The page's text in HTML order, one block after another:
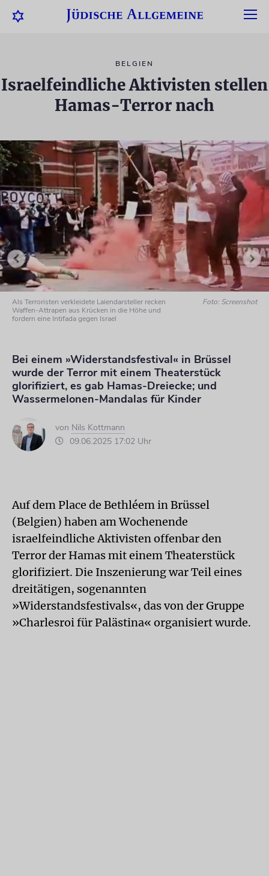
BELGIEN
Israelfeindliche Aktivisten stellen
Hamas-Terror nach
Als Terroristen verkleidete Laiendarsteller recken
Waffen-Attrapen aus Krücken in die Höhe und
fordern eine Intifada gegen Israel
Foto: Screenshot
Bei einem »Widerstandsfestival« in Brüssel
wurde der Terror mit einem Theaterstück
glorifiziert, es gab Hamas-Dreiecke; und
Wassermelonen-Mandalas für Kinder
von Nils Kottmann
09.06.2025 17:02 Uhr
Auf dem Place de Bethléem in Brüssel
(Belgien) haben am Wochenende
israelfeindliche Aktivisten offenbar den
Terror der Hamas mit einem Theaterstück
glorifiziert. Die Inszenierung war Teil eines
dreitätigen, sogenannten
»Widerstandsfestivals«, das von der Gruppe
»Charlesroi für Palästina« organisiert wurde.